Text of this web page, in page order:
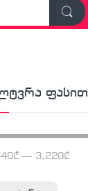
ფასით
ფასი
ფასი
— 3,220₾